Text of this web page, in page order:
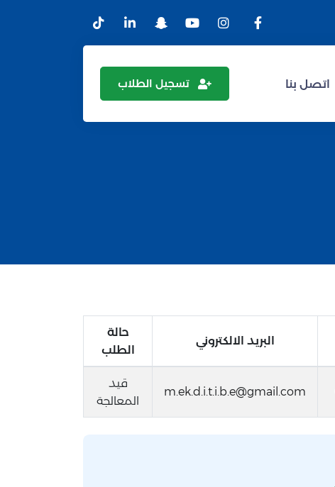
اتصل بنا تسجيل الطلاب
البريد الالكتروني
حالة
الطلب
m.ek.d.i.t.i.b.e@gmail.com
قيد
المعالجة